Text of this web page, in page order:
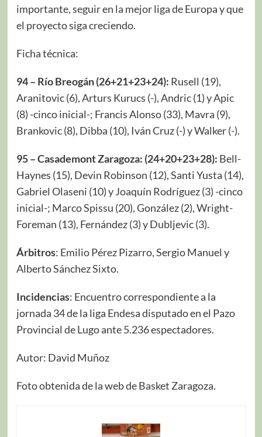
importante, seguir en la mejor liga de Europa y que
el proyecto siga creciendo.
Ficha técnica:
94 – Río Breogán (26+21+23+24): Rusell (19),
Aranitovic (6), Arturs Kurucs (-), Andric (1) y Apic
(8) -cinco inicial-; Francis Alonso (33), Mavra (9),
Brankovic (8), Dibba (10), Iván Cruz (-) y Walker (-).
95 – Casademont Zaragoza: (24+20+23+28): Bell-
Haynes (15), Devin Robinson (12), Santi Yusta (14),
Gabriel Olaseni (10) y Joaquín Rodríguez (3) -cinco
inicial-; Marco Spissu (20), González (2), Wright-
Foreman (13), Fernández (3) y Dubljevic (3).
Árbitros: Emilio Pérez Pizarro, Sergio Manuel y
Alberto Sánchez Sixto.
Incidencias: Encuentro correspondiente a la
jornada 34 de la liga Endesa disputado en el Pazo
Provincial de Lugo ante 5.236 espectadores.
Autor: David Muñoz
Foto obtenida de la web de Basket Zaragoza.